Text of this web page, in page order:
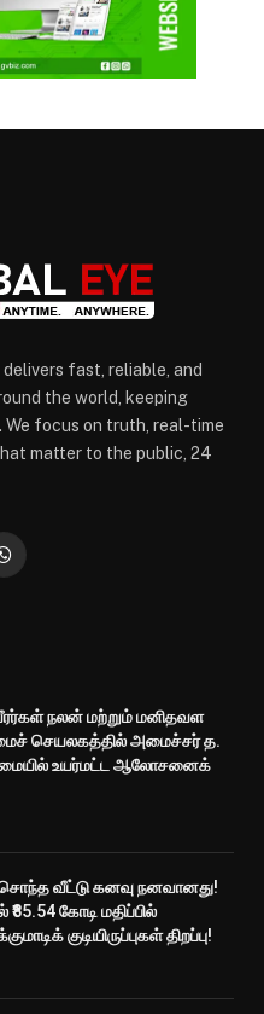
fast, reliable, and
the world, keeping
We focus on truth, real-time
matter to the public, 24
WhatsApp
நலன் மற்றும் மனிதவள
செயலகத்தில் அமைச்சர் த.
உயர்மட்ட ஆலோசனைக்
வீட்டு கனவு நனவானது!
கோடி மதிப்பில்
குடியிருப்புகள் திறப்பு!